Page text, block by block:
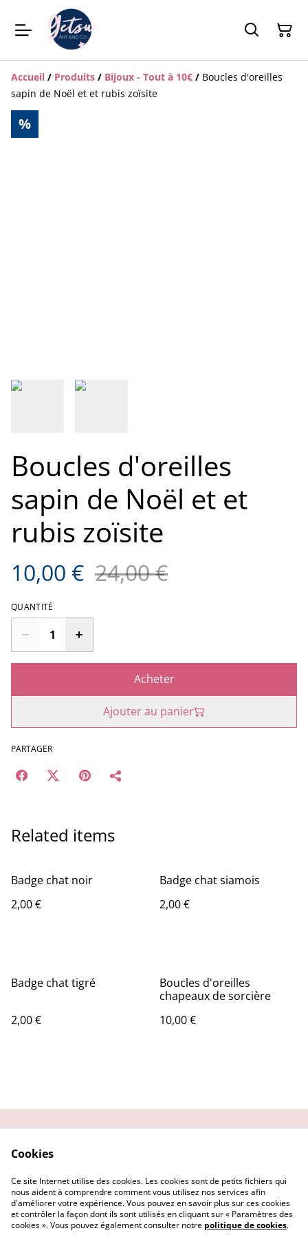
Accueil / Produits / Bijoux - Tout à 10€ / Boucles d'oreilles
sapin de Noël et et rubis zoïsite
%
Boucles d'oreilles
sapin de Noël et et
rubis zoïsite
10,00 € 24,00 €
QUANTITÉ
Acheter
Ajouter au panier
PARTAGER
Related items
Badge chat noir
2,00 €
Badge chat siamois
2,00 €
Badge chat tigré
2,00 €
Boucles d'oreilles
chapeaux de sorcière
10,00 €
Confidentialité
Demander un retour
Cookies
Cookies
Ce site Internet utilise des cookies. Les cookies sont de petits fichiers qui
nous aident à comprendre comment vous utilisez nos services afin
d'améliorer votre expérience. Vous pouvez en savoir plus sur ces cookies
et contrôler la façon dont ils sont utilisés en cliquant sur « Paramètres des
cookies ». Vous pouvez également consulter notre politique de cookies.